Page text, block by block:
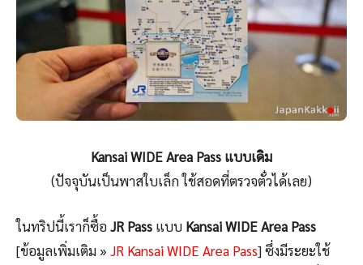
Kansai WIDE Area Pass แบบเดิม
(ปัจจุบันเป็นพาสใบเล็ก ใช้สอดที่ตรวจตั๋วได้เลย)
ในทริปนี้เราก็ซื้อJR Pass แบบ Kansai WIDE Area Pass
[ข้อมูลเพิ่มเติม » JR Kansai WIDE Area Pass] ซึ่งมีระยะใช้